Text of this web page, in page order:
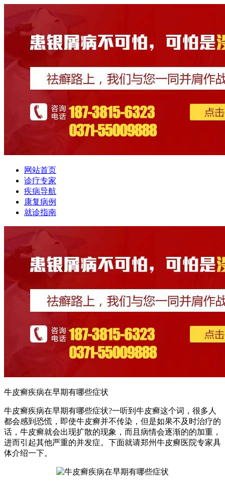
网站首页
诊疗专家
疾病导航
康复病例
就诊指南
牛皮癣疾病在早期有哪些症状
牛皮癣疾病在早期有哪些症状?一听到牛皮癣这个词，很多人
都会感到恐慌，即使牛皮癣并不传染，但是如果不及时治疗的
话，牛皮癣就会出现扩散的现象，而且病情会逐渐的的加重，
进而引起其他严重的并发症。下面就请郑州牛皮癣医院专家具
体介绍一下。